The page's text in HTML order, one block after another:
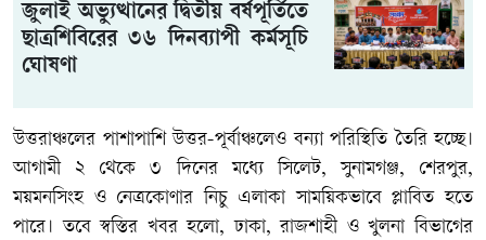
জুলাই অভ্যুত্থানের দ্বিতীয় বর্ষপূর্তিতে
ছাত্রশিবিরের ৩৬ দিনব্যাপী কর্মসূচি
ঘোষণা
উত্তরাঞ্চলের পাশাপাশি উত্তর-পূর্বাঞ্চলেও বন্যা পরিস্থিতি তৈরি হচ্ছে।
আগামী ২ থেকে ৩ দিনের মধ্যে সিলেট, সুনামগঞ্জ, শেরপুর,
ময়মনসিংহ ও নেত্রকোণার নিচু এলাকা সাময়িকভাবে প্লাবিত হতে
পারে। তবে স্বস্তির খবর হলো, ঢাকা, রাজশাহী ও খুলনা বিভাগের